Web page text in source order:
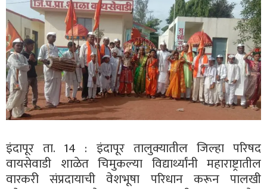
इंदापूर ता. 14 : इंदापूर तालुक्यातील जिल्हा परिषद
वायसेवाडी शाळेत चिमुकल्या विद्यार्थ्यांनी महाराष्ट्रातील
वारकरी संप्रदायाची वेशभूषा परिधान करून पालखी